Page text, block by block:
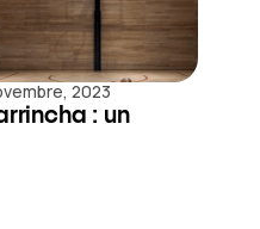
2023
: un